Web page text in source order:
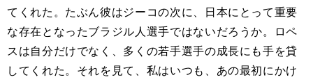
てくれた。たぶん彼はジーコの次に、日本にとって重要
な存在となったブラジル人選手ではないだろうか。ロペ
スは自分だけでなく、多くの若手選手の成長にも手を貸
してくれた。それを見て、私はいつも、あの最初にかけ